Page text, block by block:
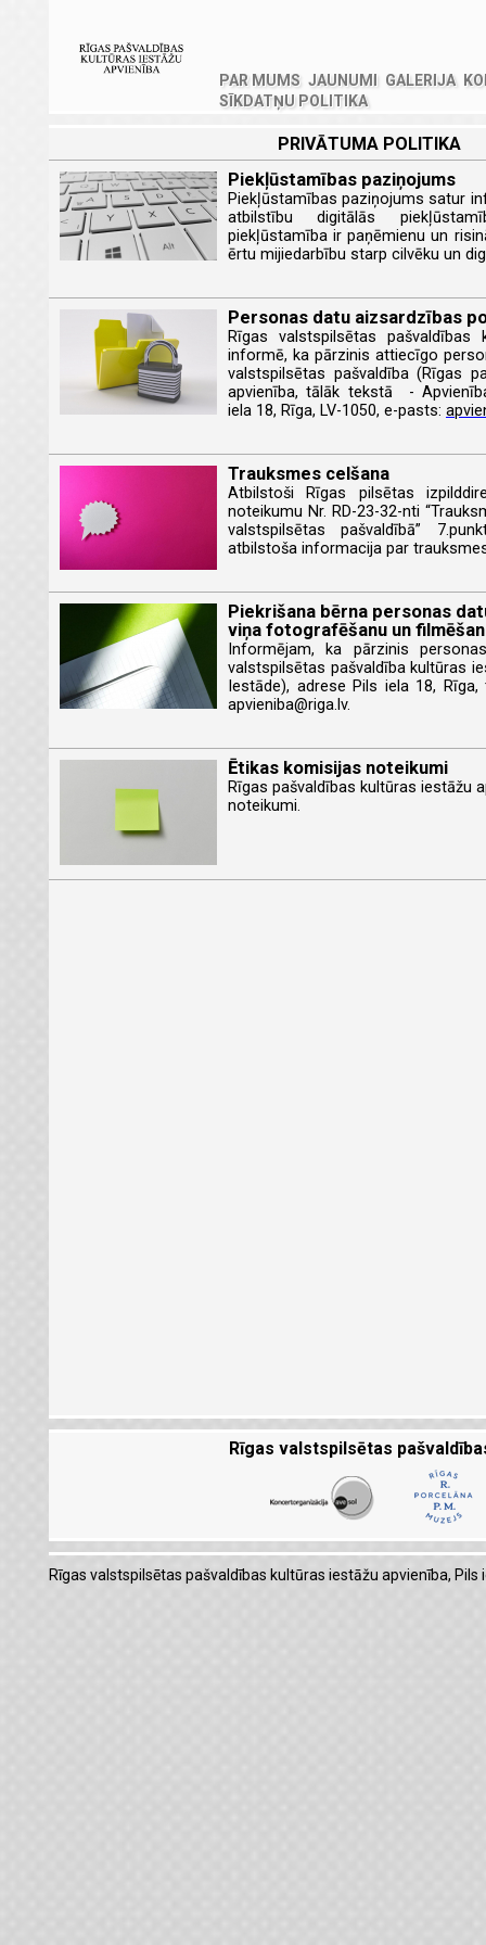
PAR MUMS JAUNUMI GALERIJA
SĪKDATŅU POLITIKA
PRIVĀTUMA POLITIKA
Piekļūstamības paziņojums
Piekļūstamības paziņojums satur
atbilstību digitālās
piekļūstamība ir paņēmienu un
ērtu mijiedarbību starp cilvēku un
Personas datu aizsardzības
Rīgas valstspilsētas pašvaldības
informē, ka pārzinis attiecīgo
valstspilsētas pašvaldība (Rīgas
apvienība, tālāk tekstā -
iela 18, Rīga, LV-1050, e-pasts:
Trauksmes celšana
Atbilstoši Rīgas pilsētas
noteikumu Nr. RD-23-32-nti
valstspilsētas pašvaldībā”
atbilstoša informacija par
Piekrišana bērna personas
viņa fotografēšanu un
Informējam, ka pārzinis
valstspilsētas pašvaldība kultūras
Iestāde), adrese Pils iela 18,
apvieniba@riga.lv.
Ētikas komisijas noteikumi
Rīgas pašvaldības kultūras iestāžu
noteikumi.
Rīgas valstspilsētas
Rīgas valstspilsētas pašvaldības kultūras iestāžu apvienība,